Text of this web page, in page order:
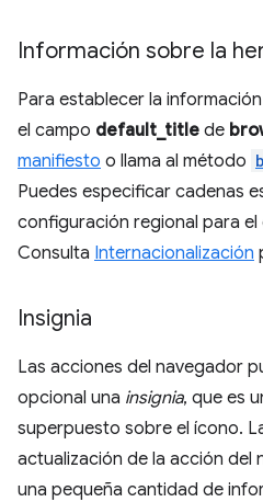
Información sobre la
Para establecer la
el campo default_title de
manifiesto o llama al método
Puedes especificar cadenas
configuración regional para el
Consulta Internacionalización
Insignia
Las acciones del navegador
opcional una insignia, que es
superpuesto sobre el ícono.
actualización de la acción del
una pequeña cantidad de